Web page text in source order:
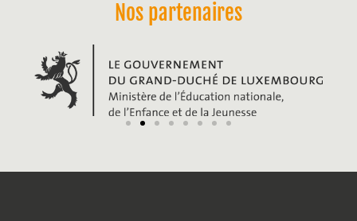
Nos partenaires